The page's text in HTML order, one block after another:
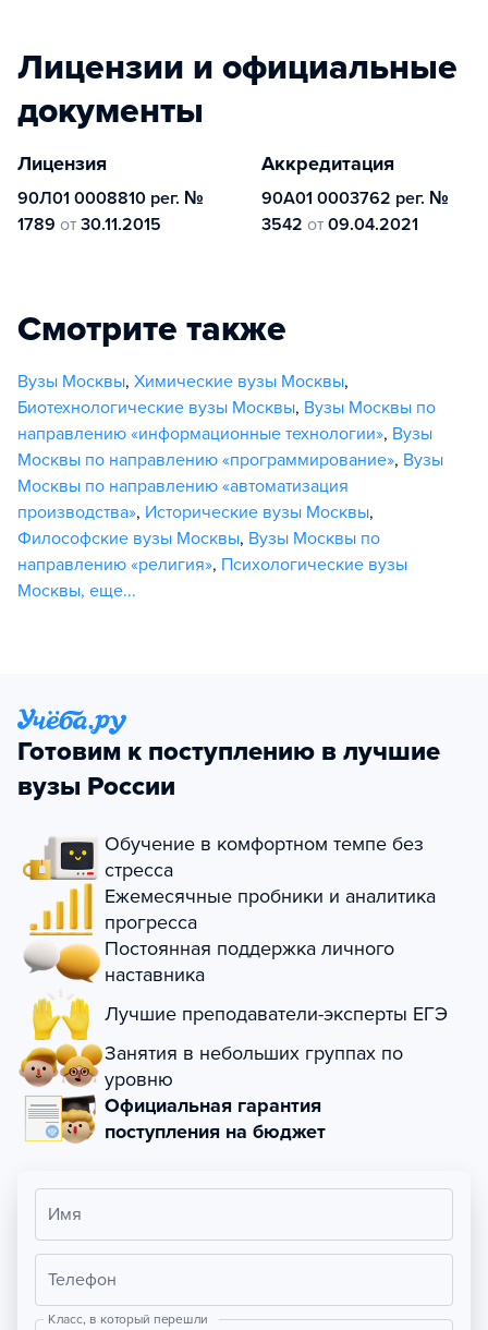
Лицензии и официальные
документы
Лицензия
90Л01 0008810 рег. №
1789 от 30.11.2015
Аккредитация
90А01 0003762 рег. №
3542 от 09.04.2021
Смотрите также
Вузы Москвы, Химические вузы Москвы,
Биотехнологические вузы Москвы, Вузы Москвы по
направлению «информационные технологии», Вузы
Москвы по направлению «программирование», Вузы
Москвы по направлению «автоматизация
производства», Исторические вузы Москвы,
Философские вузы Москвы, Вузы Москвы по
направлению «религия», Психологические вузы
Москвы, еще...
Готовим к поступлению в лучшие
вузы России
Обучение в комфортном темпе без
стресса
Ежемесячные пробники и аналитика
прогресса
Постоянная поддержка личного
наставника
Лучшие преподаватели-эксперты ЕГЭ
Занятия в небольших группах по
уровню
Официальная гарантия
поступления на бюджет
Имя
Телефон
Класс, в который перешли